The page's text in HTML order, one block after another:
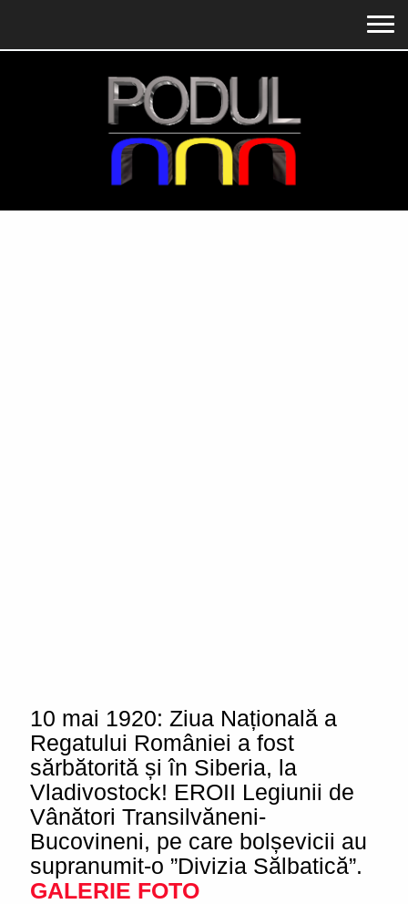
10 mai 1920: Ziua Națională a
Regatului României a fost
sărbătorită și în Siberia, la
Vladivostock! EROII Legiunii de
Vânători Transilvăneni-
Bucovineni, pe care bolșevicii au
supranumit-o ”Divizia Sălbatică”.
GALERIE FOTO